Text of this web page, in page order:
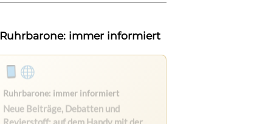
Ruhrbarone: immer informiert
Lies unterwegs weiter, speichere